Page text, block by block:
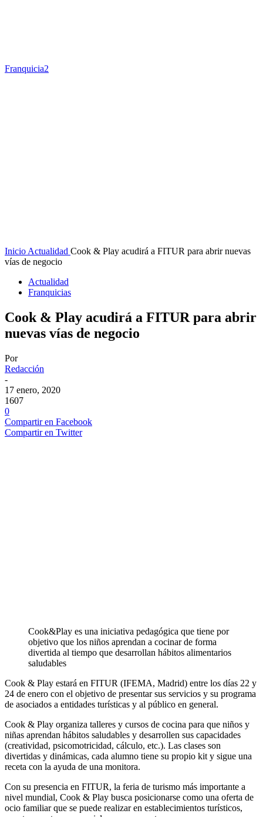
Franquicia2
Inicio Actualidad Cook & Play acudirá a FITUR para abrir nuevas
vías de negocio
Actualidad
Franquicias
Cook & Play acudirá a FITUR para abrir
nuevas vías de negocio
Por
Redacción
-
17 enero, 2020
1607
0
Compartir en Facebook
Compartir en Twitter
Cook&Play es una iniciativa pedagógica que tiene por
objetivo que los niños aprendan a cocinar de forma
divertida al tiempo que desarrollan hábitos alimentarios
saludables
Cook & Play estará en FITUR (IFEMA, Madrid) entre los días 22 y
24 de enero con el objetivo de presentar sus servicios y su programa
de asociados a entidades turísticas y al público en general.
Cook & Play organiza talleres y cursos de cocina para que niños y
niñas aprendan hábitos saludables y desarrollen sus capacidades
(creatividad, psicomotricidad, cálculo, etc.). Las clases son
divertidas y dinámicas, cada alumno tiene su propio kit y sigue una
receta con la ayuda de una monitora.
Con su presencia en FITUR, la feria de turismo más importante a
nivel mundial, Cook & Play busca posicionarse como una oferta de
ocio familiar que se puede realizar en establecimientos turísticos,